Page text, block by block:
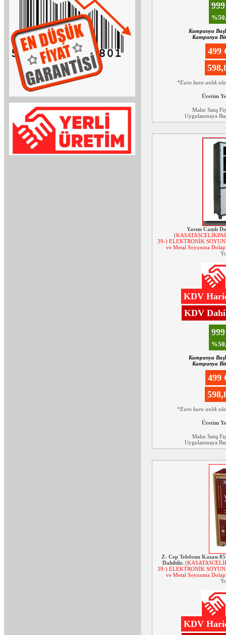
Kampanya
Kampanya
499
*Euro kuru anlık
Üretim
Malın Satış
Uygulanmaya
Yarım Camlı
(
39-) ELEKTRONİK
ve Metal Soyunma
KDV
KDV
Kampanya
Kampanya
499
*Euro kuru anlık
Üretim
Malın Satış
Uygulanmaya
Z- Cep Telefonu Kasası
Dahildir. (
39-) ELEKTRONİK
ve Metal Soyunma
KDV